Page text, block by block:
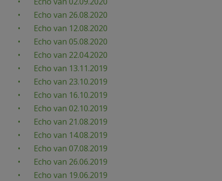
Echo van 26.08.2020
Echo van 12.08.2020
Echo van 05.08.2020
Echo van 22.04.2020
Echo van 13.11.2019
Echo van 23.10.2019
Echo van 16.10.2019
Echo van 02.10.2019
Echo van 21.08.2019
Echo van 14.08.2019
Echo van 07.08.2019
Echo van 26.06.2019
Echo van 19.06.2019